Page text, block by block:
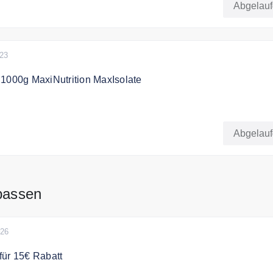
MaxiNutrition MaxIsolate
15€ Rabatt